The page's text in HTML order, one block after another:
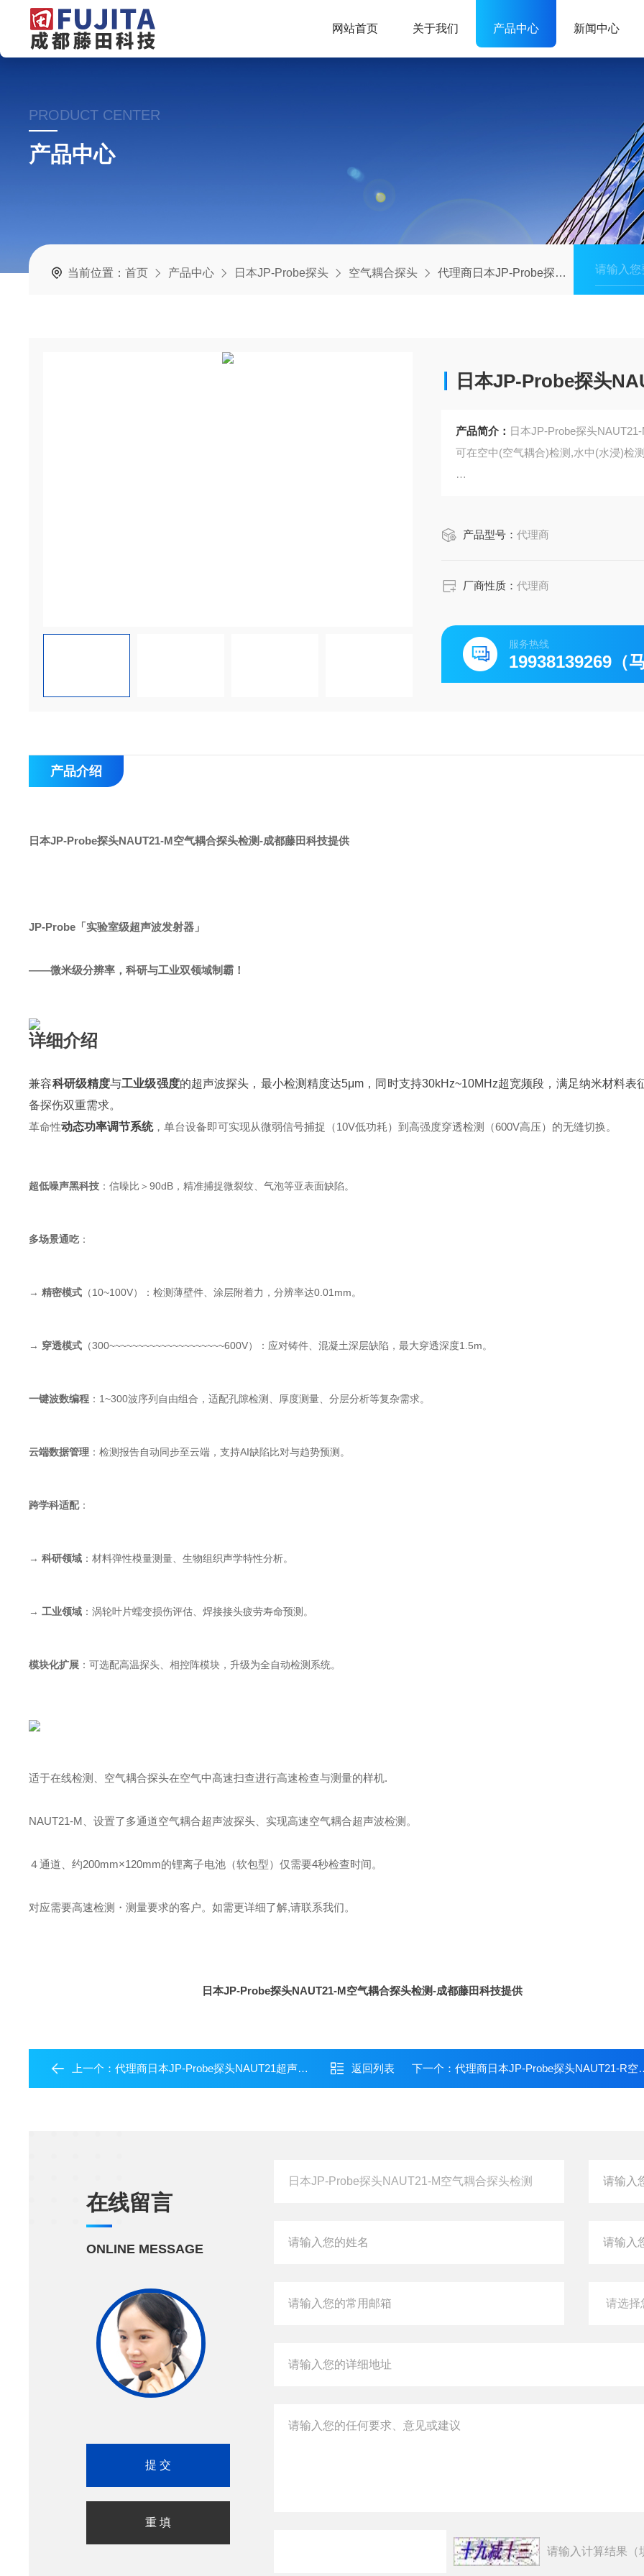
网站首页 关于我们 产品中心 新闻中心
PRODUCT CENTER
产品中心
当前位置：首页 产品中心 日本JP-Probe探头 空气耦合探头 代理商日本JP-Probe探头NAUT21-M空气耦合探头检测
日本JP-Probe探头
产品简介： 日本JP-Probe探头
可在空中(空气耦合)检测,水中(水浸)检
产品型号：代理商
厂商性质：代理商
服务热线
19938139269（
产品介绍
日本JP-Probe探头NAUT21-M空气耦合探头检测-成都藤田科技提供
JP-Probe「实验室级超声波发射器」
——微米级分辨率，科研与工业双领域制霸！
详细介绍
兼容科研级精度与工业级强度的超声波探头，最小检测精度达5μm，同时支持30kHz~10MHz超宽频段，满足纳米材料表
备探伤双重需求。
革命性动态功率调节系统，单台设备即可实现从微弱信号捕捉（10V低功耗）到高强度穿透检测（600V高压）的无缝切换。
超低噪声黑科技 ：信噪比＞90dB，精准捕捉微裂纹、气泡等亚表面缺陷。
多场景通吃：
→精密模式 （10~100V）：检测薄壁件、涂层附着力，分辨率达0.01mm。
→ 穿透模式 （300~~~~~~~~~~~~~~~~~~~~600V）：应对铸件、混凝土深层缺陷，最大穿透深度1.5m。
一键波数编程 ：1~300波序列自由组合，适配孔隙检测、厚度测量、分层分析等复杂需求。
云端数据管理 ：检测报告自动同步至云端，支持AI缺陷比对与趋势预测。
跨学科适配：
→科研领域 ：材料弹性模量测量、生物组织声学特性分析。
→工业领域 ：涡轮叶片蠕变损伤评估、焊接接头疲劳寿命预测。
模块化扩展 ：可选配高温探头、相控阵模块，升级为全自动检测系统。
适于在线检测、空气耦合探头在空气中高速扫查进行高速检查与测量的样机.
NAUT21-M、设置了多通道空气耦合超声波探头、实现高速空气耦合超声波检测。
４通道、约200mm×120mm的锂离子电池（软包型）仅需要4秒检查时间。
对应需要高速检测・测量要求的客户。如需更详细了解,请联系我们。
日本JP-Probe探头NAUT21-M空气耦合探头检测-成都藤田科技提供
上一个：代理商日本JP-Probe探头NAUT21超声波空气耦合检测 返回列表 下一个： 代理商日本JP-Probe探头NAUT21-R空气耦合回转检测
在线留言
ONLINE MESSAGE
请输入计算结果（